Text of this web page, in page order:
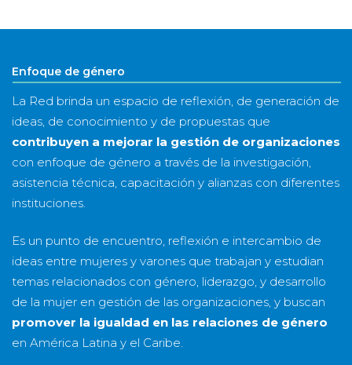
año
Enfoque de género
La Red brinda un espacio de reflexión, de generación de
ideas, de conocimiento y de propuestas que
contribuyen a mejorar la gestión de organizaciones
con enfoque de género a través de la investigación,
asistencia técnica, capacitación y alianzas con diferentes
instituciones.
Es un punto de encuentro, reflexión e intercambio de
ideas entre mujeres y varones que trabajan y estudian
temas relacionados con género, liderazgo, y desarrollo
de la mujer en gestión de las organizaciones, y buscan
promover la igualdad en las relaciones de género
en América Latina y el Caribe.